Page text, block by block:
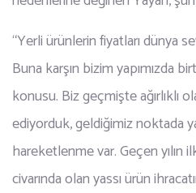
“Yerli ürünlerin fiyatları dünya
Buna karşın bizim yapımızda
konusu. Biz geçmişte ağırlıklı
ediyorduk, geldiğimiz noktada
hareketlenme var. Geçen yılın
civarında olan yassı ürün